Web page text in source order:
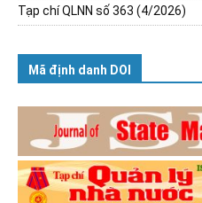
Tạp chí QLNN số 363 (4/2026)
Mã định danh DOI